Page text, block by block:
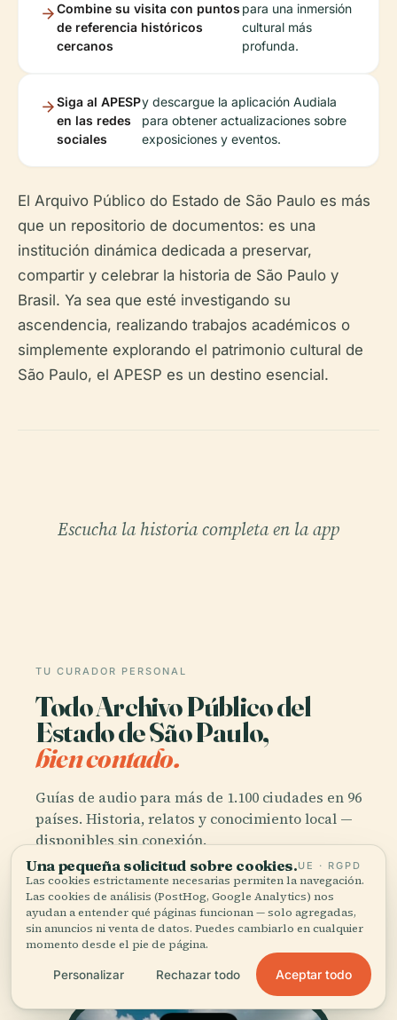
Combine su visita con puntos
de referencia históricos
cercanos
para una inmersión
cultural más
profunda.
Siga al APESP
en las redes
sociales
y descargue la aplicación Audiala
para obtener actualizaciones sobre
exposiciones y eventos.
El Arquivo Público do Estado de São Paulo es más
que un repositorio de documentos: es una
institución dinámica dedicada a preservar,
compartir y celebrar la historia de São Paulo y
Brasil. Ya sea que esté investigando su
ascendencia, realizando trabajos académicos o
simplemente explorando el patrimonio cultural de
São Paulo, el APESP es un destino esencial.
Escucha la historia completa en la app
TU CURADOR PERSONAL
Todo Archivo Público del
Estado de São Paulo,
bien contado.
Guías de audio para más de 1.100 ciudades en 96
países. Historia, relatos y conocimiento local —
disponibles sin conexión.
Descargar la app
Únete a más de 50.000 viajeros
Una pequeña solicitud sobre cookies.UE · RGPD
Las cookies estrictamente necesarias permiten la navegación.
Las cookies de análisis (PostHog, Google Analytics) nos
ayudan a entender qué páginas funcionan — solo agregadas,
sin anuncios ni venta de datos. Puedes cambiarlo en cualquier
momento desde el pie de página.
Personalizar Rechazar todo Aceptar todo